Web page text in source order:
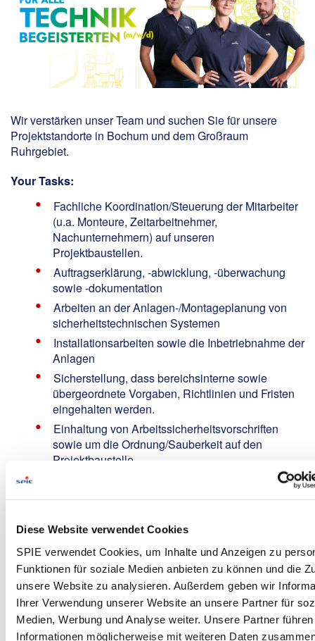
Diese Website verwendet Cookies
SPIE verwendet Cookies, um Inhalte und Anzeigen zu
Funktionen für soziale Medien anbieten zu können und die
unsere Website zu analysieren. Außerdem geben wir
Ihrer Verwendung unserer Website an unsere Partner für
Medien, Werbung und Analyse weiter. Unsere Partner
Informationen möglicherweise mit weiteren Daten
Wir verstärken unser Team und suchen Sie für unsere
Projektstandorte in Bochum und dem Großraum
Ruhrgebiet.
Your Tasks:
Fachliche Koordination/Steuerung der Mitarbeiter
(u.a. Monteure, Zeitarbeitnehmer,
Nachunternehmern) auf unseren
Projektbaustellen.
Auftragserklärung, -abwicklung, -überwachung
sowie -dokumentation
Arbeiten an der Anlagen-/Montageplanung von
sicherheitstechnischen Systemen
Installationsarbeiten sowie die Inbetriebnahme der
Anlagen
Sicherstellung, dass bereichsinterne sowie
übergeordnete Vorgaben, Richtlinien und Fristen
eingehalten werden.
Einhaltung von Arbeitssicherheitsvorschriften
sowie um die Ordnung/Sauberkeit auf den
Projektbaustelle.
Erstellung der Abrechnungsunterlagen, Aufmaße
Gelegentliche Rufbereitschaftseinsätze
Your Profile:
Abgeschlossene Ausbildung zum Elektriker,
Elektroniker für IT- und Kommunikationstechnik
oder zum Elektroniker für Energie- und
Gebäudetechnik, wünschenswerterweise mit